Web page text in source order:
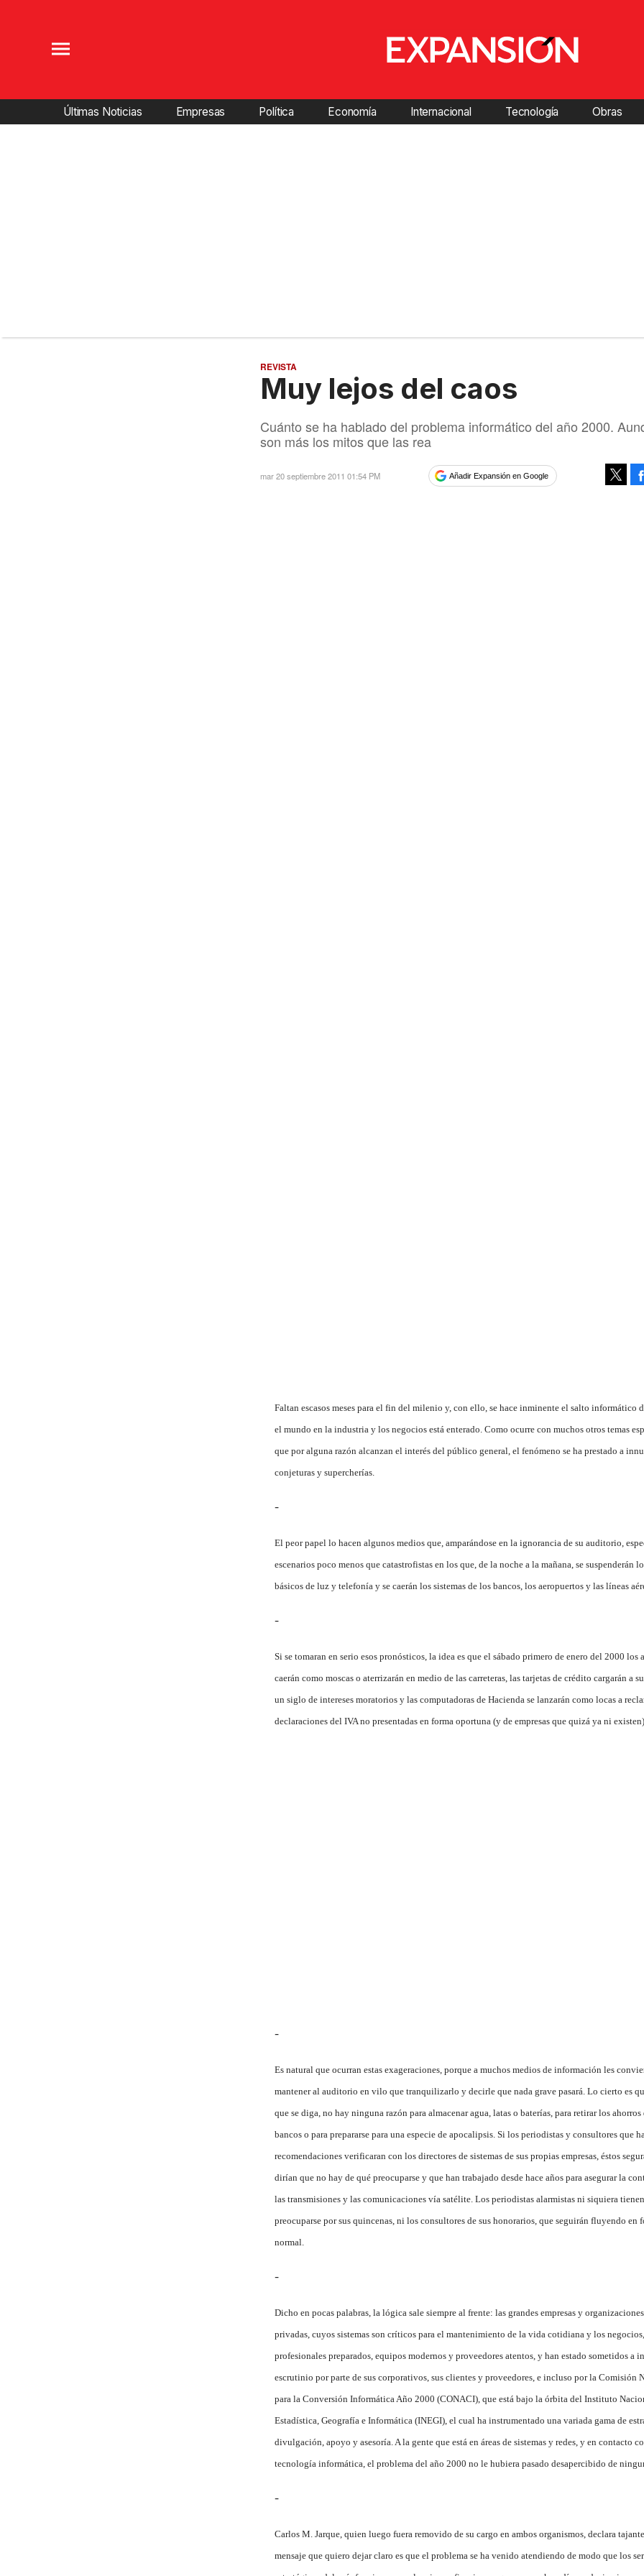
Últimas Noticias Empresas Política Economía Internacional Tecnología Obras
REVISTA
Muy lejos del caos
Cuánto se ha hablado del problema informático del año 2000.
son más los mitos que las rea
mar 20 septiembre 2011 01:54 PM Añadir Expansión en Google
Faltan escasos meses para el fin del milenio y, con ello, se hace inminente el salto informático
el mundo en la industria y los negocios está enterado. Como ocurre con muchos otros temas
que por alguna razón alcanzan el interés del público general, el fenómeno se ha prestado a
conjeturas y supercherías.
-
El peor papel lo hacen algunos medios que, amparándose en la ignorancia de su auditorio,
escenarios poco menos que catastrofistas en los que, de la noche a la mañana, se suspenderán
básicos de luz y telefonía y se caerán los sistemas de los bancos, los aeropuertos y las líneas
-
Si se tomaran en serio esos pronósticos, la idea es que el sábado primero de enero del 2000 los
caerán como moscas o aterrizarán en medio de las carreteras, las tarjetas de crédito cargarán a
un siglo de intereses moratorios y las computadoras de Hacienda se lanzarán como locas a
declaraciones del IVA no presentadas en forma oportuna (y de empresas que quizá ya ni existen).
-
Es natural que ocurran estas exageraciones, porque a muchos medios de información les
mantener al auditorio en vilo que tranquilizarlo y decirle que nada grave pasará. Lo cierto es
que se diga, no hay ninguna razón para almacenar agua, latas o baterías, para retirar los ahorros
bancos o para prepararse para una especie de apocalipsis. Si los periodistas y consultores que
recomendaciones verificaran con los directores de sistemas de sus propias empresas, éstos
dirían que no hay de qué preocuparse y que han trabajado desde hace años para asegurar la
las transmisiones y las comunicaciones vía satélite. Los periodistas alarmistas ni siquiera
preocuparse por sus quincenas, ni los consultores de sus honorarios, que seguirán fluyendo en
normal.
-
Dicho en pocas palabras, la lógica sale siempre al frente: las grandes empresas y
privadas, cuyos sistemas son críticos para el mantenimiento de la vida cotidiana y los
profesionales preparados, equipos modernos y proveedores atentos, y han estado sometidos a
escrutinio por parte de sus corporativos, sus clientes y proveedores, e incluso por la Comisión
para la Conversión Informática Año 2000 (CONACI), que está bajo la órbita del Instituto
Estadística, Geografía e Informática (INEGI), el cual ha instrumentado una variada gama de
divulgación, apoyo y asesoría. A la gente que está en áreas de sistemas y redes, y en contacto
tecnología informática, el problema del año 2000 no le hubiera pasado desapercibido de
-
Carlos M. Jarque, quien luego fuera removido de su cargo en ambos organismos, declara
mensaje que quiero dejar claro es que el problema se ha venido atendiendo de modo que los